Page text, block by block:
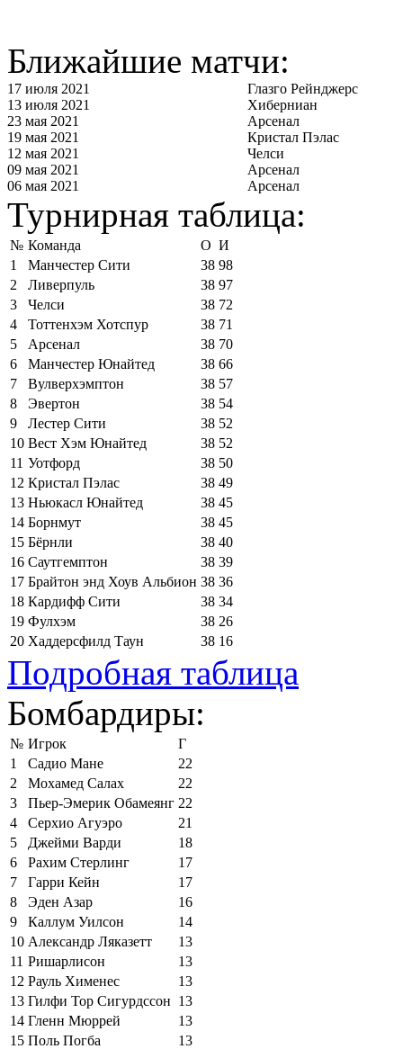
Ближайшие матчи:
17 июля 2021
Глазго Рейнджерс
13 июля 2021
Хиберниан
23 мая 2021
Арсенал
19 мая 2021
Кристал Пэлас
12 мая 2021
Челси
09 мая 2021
Арсенал
06 мая 2021
Арсенал
Турнирная таблица:
№ Команда О И
1
Манчестер Сити 38 98
2
Ливерпуль 38 97
3
Челси 38 72
4
Тоттенхэм Хотспур 38 71
5
Арсенал 38 70
6
Манчестер Юнайтед 38 66
7
Вулверхэмптон 38 57
8
Эвертон 38 54
9
Лестер Сити 38 52
10 Вест Хэм Юнайтед 38 52
11 Уотфорд 38 50
12 Кристал Пэлас 38 49
13 Ньюкасл Юнайтед 38 45
14 Борнмут 38 45
15 Бёрнли 38 40
16 Саутгемптон 38 39
17 Брайтон энд Хоув Альбион 38 36
18 Кардифф Сити 38 34
19 Фулхэм 38 26
20 Хаддерсфилд Таун 38 16
Подробная таблица
Бомбардиры:
№ Игрок
Г
1
Садио Мане
22
2
Мохамед Салах
22
3
Пьер-Эмерик Обамеянг 22
4
Серхио Агуэро
21
5
Джейми Варди
18
6
Рахим Стерлинг
17
7
Гарри Кейн
17
8
Эден Азар
16
9
Каллум Уилсон
14
10 Александр Ляказетт
13
11 Ришарлисон
13
12 Рауль Хименес
13
13 Гилфи Тор Сигурдссон 13
14 Гленн Мюррей
13
15 Поль Погба 13